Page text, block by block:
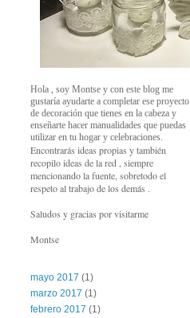
Hola , soy Montse y con este blog me
gustaría ayudarte a completar ese proyecto
de decoración que tienes en la cabeza y
enseñarte hacer manualidades que puedas
utilizar en tu hogar y celebraciones.
Encontrarás ideas propias y también
recopilo ideas de la red , siempre
mencionando la fuente, sobretodo el
respeto al trabajo de los demás .
Saludos y gracias por visitarme
Montse
mayo 2017 (1)
marzo 2017 (1)
febrero 2017 (1)